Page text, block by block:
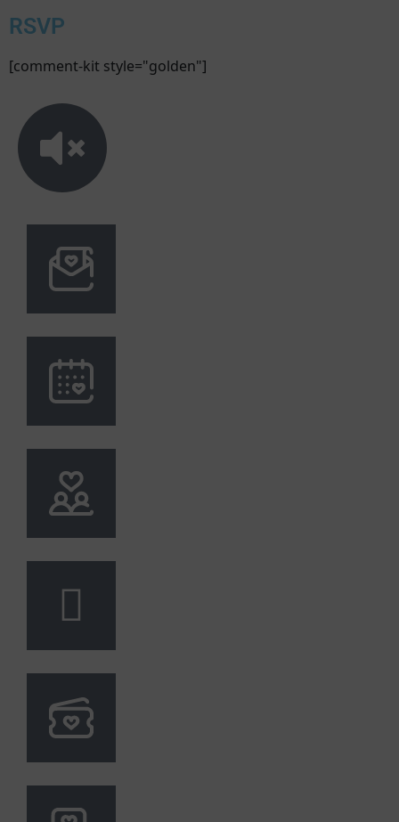
RSVP
[comment-kit style="golden"]